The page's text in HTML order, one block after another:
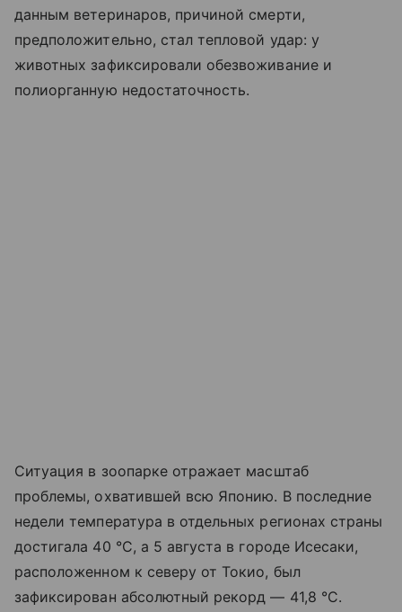
данным ветеринаров, причиной смерти,
предположительно, стал тепловой удар: у
животных зафиксировали обезвоживание и
полиорганную недостаточность.
Ситуация в зоопарке отражает масштаб
проблемы, охватившей всю Японию. В последние
недели температура в отдельных регионах страны
достигала 40 °C, а 5 августа в городе Исесаки,
расположенном к северу от Токио, был
зафиксирован абсолютный рекорд — 41,8 °C.